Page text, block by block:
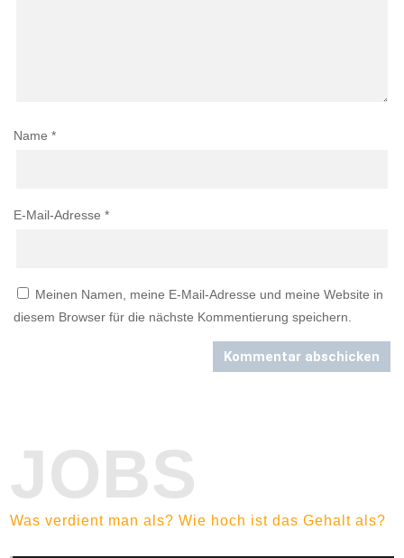
Name *
E-Mail-Adresse *
Meinen Namen, meine E-Mail-Adresse und meine Website in
diesem Browser für die nächste Kommentierung speichern.
Kommentar abschicken
JOBS
Was verdient man als? Wie hoch ist das Gehalt als?